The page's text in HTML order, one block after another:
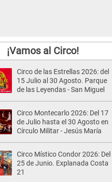
¡Vamos al Circo!
Circo de las Estrellas 2026: del
15 Julio al 30 Agosto. Parque
de las Leyendas - San Miguel
Circo Montecarlo 2026: Del 17
de Julio hasta el 30 Agosto en
Círculo Militar - Jesús María
Circo Místico Condor 2026: Del
25 de Junio. Explanada Costa
21